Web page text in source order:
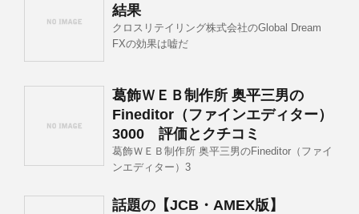
結果
クロスリテイリング株式会社のGlobal Dream
FXの効果は嘘だ
葛飾ＷＥＢ制作所 奥平三男の
Fineditor（ファインエディター）
3000 評価とクチコミ
葛飾ＷＥＢ制作所 奥平三男のFineditor（ファイ
ンエディター）3
話題の【JCB・AMEX版】